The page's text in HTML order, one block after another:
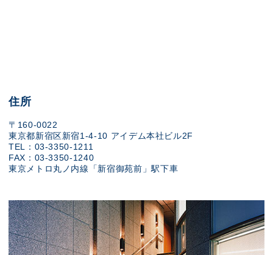
住所
〒160-0022
東京都新宿区新宿1-4-10 アイデム本社ビル2F
TEL：03-3350-1211
FAX：03-3350-1240
東京メトロ丸ノ内線「新宿御苑前」駅下車